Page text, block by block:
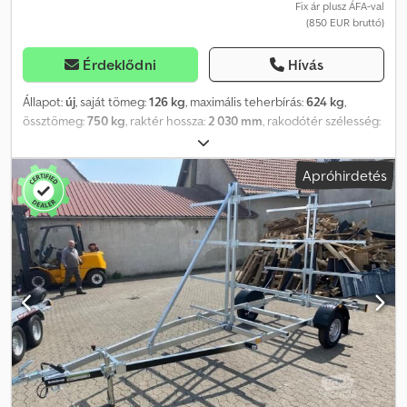
zárak, a padló tökéletes megtámasztása erős hosszirányú
tartókkal (kereskedelmi kivitel), kérésre 100 km/h-s tanúsítvánnyal
Fix ár plusz ÁFA-val
(850 EUR bruttó)
Érdeklődni Hívás
Állapot:új, saját tömeg:126 kg, maximális teherbírás:624 kg,
össztömeg:750 kg, raktér hossza:2 030 mm, rakodótér szélesség:
350 mm
szín:egyéb, építési magasság:860 mm, munkaszélesség:1 570
mm, Gyártó: Brenderup Típus: Brenderup Kippi 200 Megengedett
össztömeg: 750 kg Rakodóképesség: 624 kg Saját tömeg: 126 kg
Raktér méretei: 2030 x 1160 x 350 mm Gumiabroncsok: 145/80 R13
75N Rakodási magasság: 510 mm Chjdpfxogfw I Hs Amrea A
pótkocsi helytakarékosan, függőlegesen a falhoz támasztva
tárolható a garázsban. A vonórúd ezután lefelé csukható. Ár, mely
tartalmazza a forgalmi engedélyt (a jármű törzslap II. része és a
COC papírok). Nagy mennyiségben raktáron tartunk a következő
gyártók által készített pótkocsikat: Brenderup, Humbaur, Hapert,
Unsinn és Neptun. Kérésre ingyenes átfutó forgalmi engedélyt
biztosítunk. Minden gyártó által készített pótkocsi javítását
vállaljuk. További kiegészítők kérésre. Műszaki változtatások,
Apróhirdetés